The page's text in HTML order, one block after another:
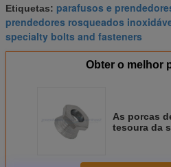
Etiquetas: parafusos e
prendedores rosqueados
specialty bolts and fasteners
Obter o melhor
As porcas
tesoura da
das porcas